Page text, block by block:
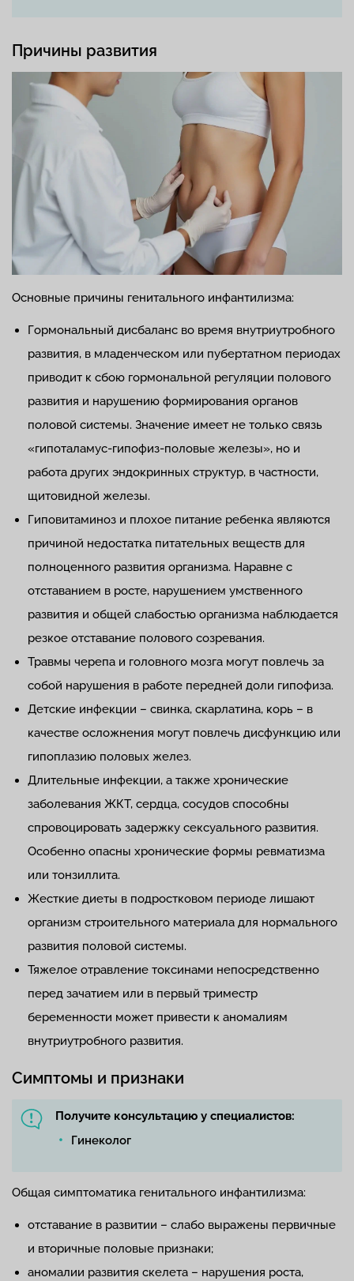
Причины развития
Основные причины генитального инфантилизма:
Гормональный дисбаланс во время внутриутробного
развития, в младенческом или пубертатном периодах
приводит к сбою гормональной регуляции полового
развития и нарушению формирования органов
половой системы. Значение имеет не только связь
«гипоталамус-гипофиз-половые железы», но и
работа других эндокринных структур, в частности,
щитовидной железы.
Гиповитаминоз и плохое питание ребенка являются
причиной недостатка питательных веществ для
полноценного развития организма. Наравне с
отставанием в росте, нарушением умственного
развития и общей слабостью организма наблюдается
резкое отставание полового созревания.
Травмы черепа и головного мозга могут повлечь за
собой нарушения в работе передней доли гипофиза.
Детские инфекции – свинка, скарлатина, корь – в
качестве осложнения могут повлечь дисфункцию или
гипоплазию половых желез.
Длительные инфекции, а также хронические
заболевания ЖКТ, сердца, сосудов способны
спровоцировать задержку сексуального развития.
Особенно опасны хронические формы ревматизма
или тонзиллита.
Жесткие диеты в подростковом периоде лишают
организм строительного материала для нормального
развития половой системы.
Тяжелое отравление токсинами непосредственно
перед зачатием или в первый триместр
беременности может привести к аномалиям
внутриутробного развития.
Симптомы и признаки
Получите консультацию у специалистов:
Гинеколог
Общая симптоматика генитального инфантилизма:
отставание в развитии – слабо выражены первичные
и вторичные половые признаки;
аномалии развития скелета – нарушения роста,